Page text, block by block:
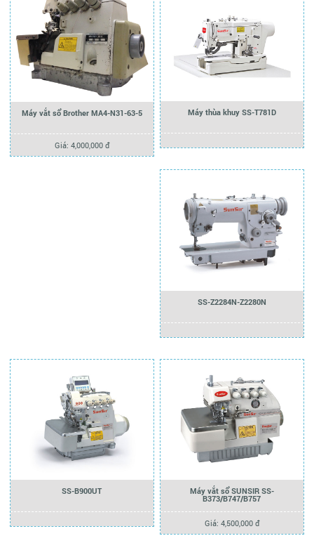
Máy vắt sổ Brother MA4-N31-63-5
Giá: 4,000,000 đ
Máy thùa khuy SS-T781D
SS-Z2284N-Z2280N
SS-B900UT Máy vắt sổ SUNSIR SS-
B373/B747/B757
Giá: 4,500,000 đ